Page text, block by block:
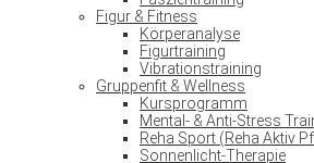
Figur & Fitness
Körperanalyse
Figurtraining
Vibrationstraining
Gruppenfit & Wellness
Kursprogramm
Mental- & Anti-Stress
Reha Sport (Reha Aktiv
Sonnenlicht-Therapie